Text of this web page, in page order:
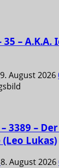
35 –
9. August 2026
3389 –
Lukas)
8. August 2026